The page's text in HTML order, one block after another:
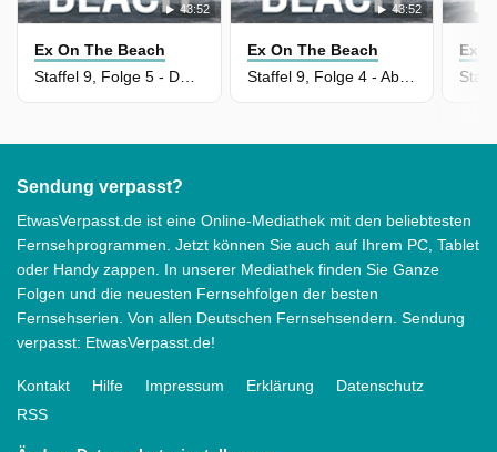
43:52
Ex On The Beach
43:52
Ex On The Beach
Staffel 9, Folge 4 - Abreise zu zweit
Ex
Sendung verpasst?
EtwasVerpasst.de ist eine Online-Mediathek mit den beliebtesten
Fernsehprogrammen. Jetzt können Sie auch auf Ihrem PC, Tablet
oder Handy zappen. In unserer Mediathek finden Sie Ganze
Folgen und die neuesten Fernsehfolgen der besten
Fernsehserien. Von allen Deutschen Fernsehsendern. Sendung
verpasst: EtwasVerpasst.de!
Kontakt Hilfe Impressum Erklärung
Datenschutz
RSS